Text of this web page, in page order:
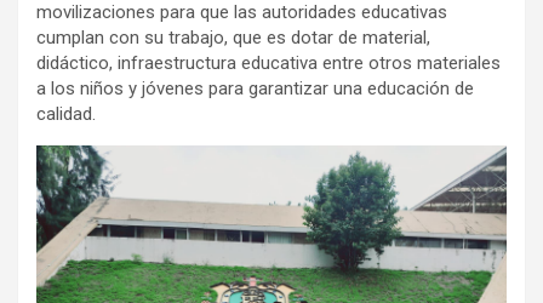
movilizaciones para que las autoridades educativas
cumplan con su trabajo, que es dotar de material,
didáctico, infraestructura educativa entre otros materiales
a los niños y jóvenes para garantizar una educación de
calidad.